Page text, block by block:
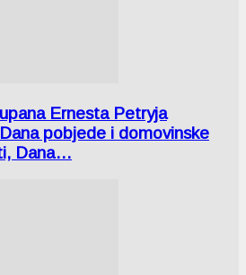
Ernesta Petryja
pobjede i domovinske
Dana…